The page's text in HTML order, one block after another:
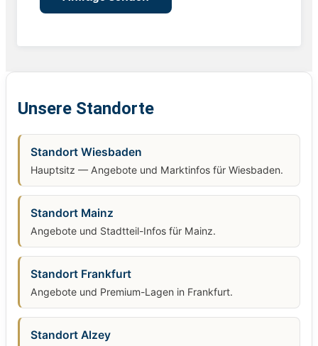
Unsere Standorte
Standort Wiesbaden
Hauptsitz — Angebote und Marktinfos für Wiesbaden.
Standort Mainz
Angebote und Stadtteil-Infos für Mainz.
Standort Frankfurt
Angebote und Premium-Lagen in Frankfurt.
Standort Alzey